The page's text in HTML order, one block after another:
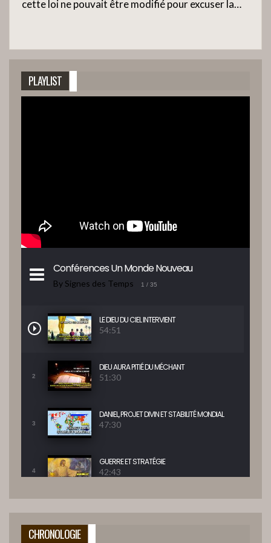
cette loi ne pouvait être modifié pour excuser la…
PLAYLIST
Conférences Un Monde Nouveau
By Signes des Temps 1 / 35
LE DIEU DU CIEL INTERVIENT
54:51
2
DIEU AURA PITIÉ DU MÉCHANT
51:30
3
DANIEL, PROJET DIVIN ET STABILITÉ MONDIAL
47:30
4
GUERRE ET STRATÉGIE
42:43
CHRONOLOGIE